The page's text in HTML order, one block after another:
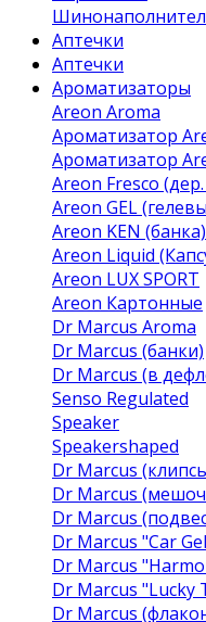
Аптечки
Аптечки
Ароматизаторы
Areon Aroma
Ароматизатор
Ароматизатор
Areon Fresco
Areon GEL
Areon KEN (банка)
Areon Liquid
Areon LUX SPORT
Areon Картонные
Dr Marcus Aroma
Dr Marcus (банки)
Dr Marcus (в
Senso Regulated
Speaker
Speakershaped
Dr Marcus
Dr Marcus
Dr Marcus
Dr Marcus "Car
Dr Marcus
Dr Marcus "Lucky
Dr Marcus